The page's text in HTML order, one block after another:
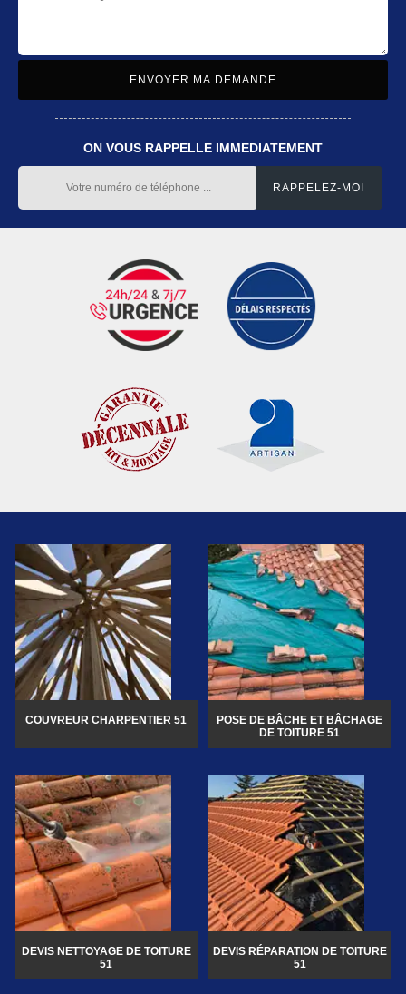
ON VOUS RAPPELLE IMMEDIATEMENT
COUVREUR CHARPENTIER 51
POSE DE BÂCHE ET BÂCHAGE
DE TOITURE 51
DEVIS NETTOYAGE DE TOITURE
51
DEVIS RÉPARATION DE TOITURE
51